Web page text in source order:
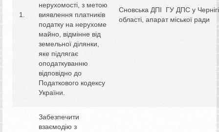
нерухомості, з метою
виявлення платників
податку на нерухоме
майно, відмінне від
земельної ділянки,
яке підлягає
оподаткуванню
відповідно до
Податкового кодексу
України.
Сновська ДПІ ГУ ДПС у
області, апарат міської ради
Забезпечити
взаємодію з